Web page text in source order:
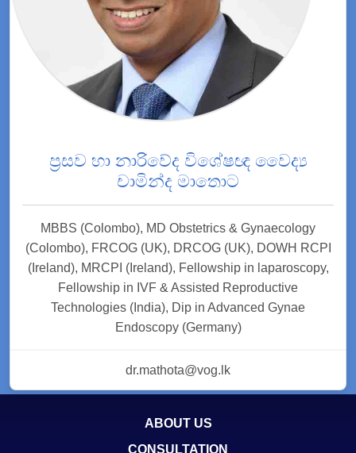
ප්‍රසව හා නාරිවේද විශේෂඥ වෛද්‍ය
චාමින්ද මාතොට
MBBS (Colombo), MD Obstetrics & Gynaecology
(Colombo), FRCOG (UK), DRCOG (UK), DOWH RCPI
(Ireland), MRCPI (Ireland), Fellowship in laparoscopy,
Fellowship in IVF & Assisted Reproductive
Technologies (India), Dip in Advanced Gynae
Endoscopy (Germany)
dr.mathota@vog.lk
ABOUT US
CONSULTATION